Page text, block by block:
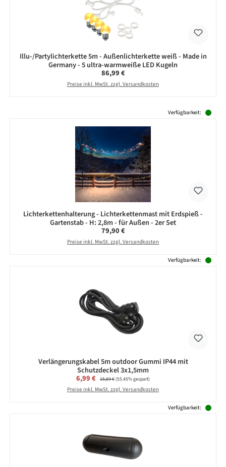
Illu-/Partylichterkette 5m - Außenlichterkette weiß - Made in
Germany - 5 ultra-warmweiße LED Kugeln
Regulärer Preis:
86,99 €
Preise inkl. MwSt. zzgl. Versandkosten
Verfügbarkeit:
Lichterkettenhalterung - Lichterkettenmast mit Erdspieß -
Gartenstab - H: 2,8m - für Außen - 2er Set
Regulärer Preis:
79,90 €
Preise inkl. MwSt. zzgl. Versandkosten
Verfügbarkeit:
Verlängerungskabel 5m outdoor Gummi IP44 mit
Schutzdeckel 3x1,5mm
Verkaufspreis:
6,99 € Regulärer Preis:
15,69 €(55.45% gespart)
Preise inkl. MwSt. zzgl. Versandkosten
Verfügbarkeit: